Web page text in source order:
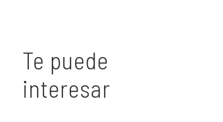
Te puede
interesar